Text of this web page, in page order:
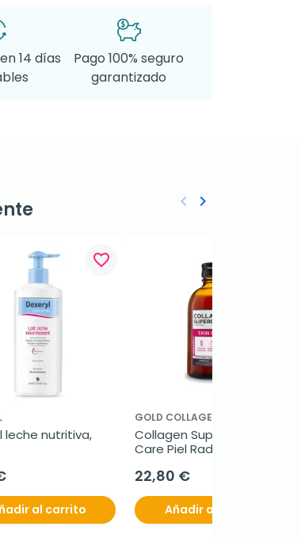
14 días
Pago 100% seguro
garantizado
favorite_border
leche nutritiva,
al carrito
GOLD COLLAGEN
Collagen Superdose Skin
Care Piel Radiante, 300 ml
22,80 €
Añadir al carrito
Anterior
keyboard_arrow_left Siguiente
keyboard_arrow_right